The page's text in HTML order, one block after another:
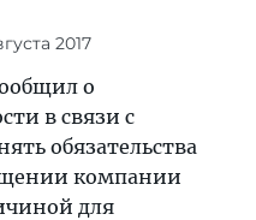
2017
о
в связи с
обязательства
компании
для